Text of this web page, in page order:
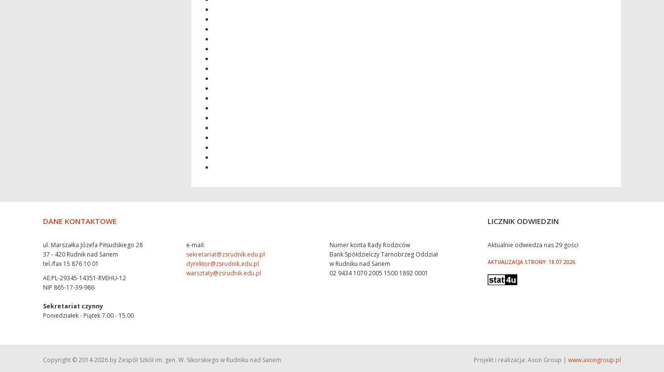
DANE KONTAKTOWE
ul. Marszałka Józefa Piłsudskiego 28
37 - 420 Rudnik nad Sanem
tel./fax 15 876 10 01
AE:PL-29345-14351-RVEHU-12
NIP 865-17-39-986
Sekretariat czynny
Poniedziałek - Piątek 7.00 - 15.00
e-mail:
sekretariat@zsrudnik.edu.pl
dyrektor@zsrudnik.edu.pl
warsztaty@zsrudnik.edu.pl
Numer konta Rady Rodziców
Bank Spółdzielczy Tarnobrzeg Oddział
w Rudniku nad Sanem
02 9434 1070 2005 1500 1892 0001
LICZNIK ODWIEDZIN
Aktualnie odwiedza nas 29 gości
AKTUALIZACJA STRONY: 18.07.2026.
Copyright © 2014-2026 by Zespół Szkół im. gen. W. Sikorskiego w Rudniku nad Sanem Projekt i realizacja: Axon Group | www.axongroup.pl